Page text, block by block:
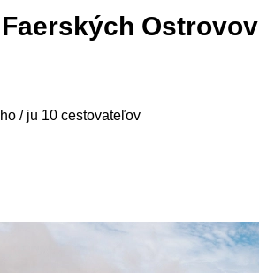
Ostrovov
/ ju 10 cestovateľov